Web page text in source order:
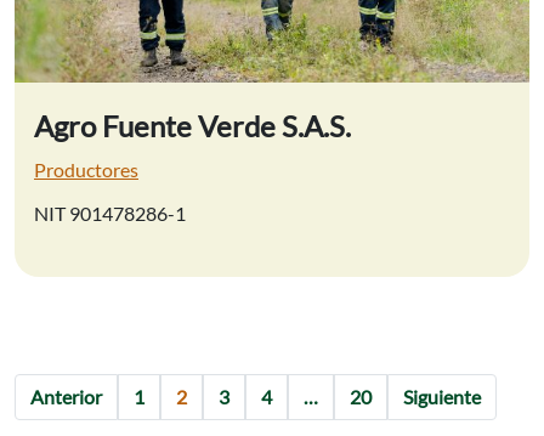
Agro Fuente Verde S.A.S.
Productores
NIT 901478286-1
Anterior 1 2 3 4 … 20 Siguiente